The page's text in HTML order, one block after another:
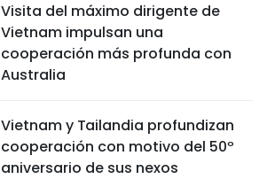
Visita del máximo dirigente de
Vietnam impulsan una
cooperación más profunda con
Australia
Vietnam y Tailandia profundizan
cooperación con motivo del 50º
aniversario de sus nexos